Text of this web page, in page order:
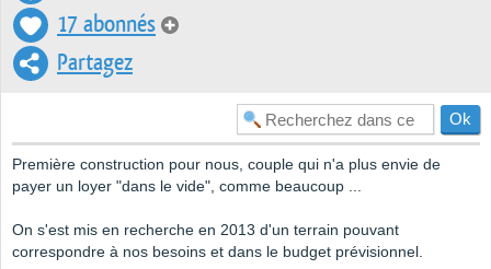
17 abonnés
Partagez
Première construction pour nous, couple qui n'a plus envie de
payer un loyer "dans le vide", comme beaucoup ...
On s'est mis en recherche en 2013 d'un terrain pouvant
correspondre à nos besoins et dans le budget prévisionnel.